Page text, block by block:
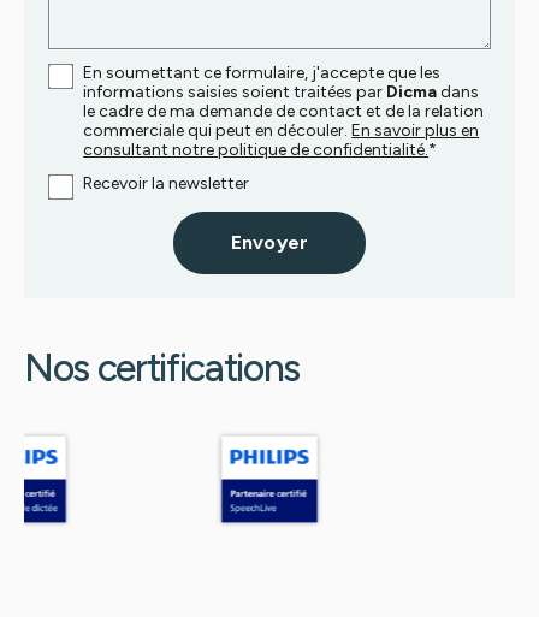
En soumettant ce formulaire, j'accepte que les
informations saisies soient traitées par Dicmadans
le cadre de ma demande de contact et de la relation
commerciale qui peut en découler.En savoir plus en
consultant notre politique de confidentialité.*
Recevoir la newsletter
Nos certifications